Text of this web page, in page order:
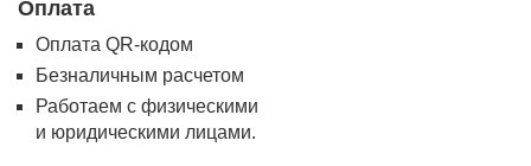
Оплата
Оплата QR-кодом
Безналичным расчетом
Работаем с физическими
и юридическими лицами.